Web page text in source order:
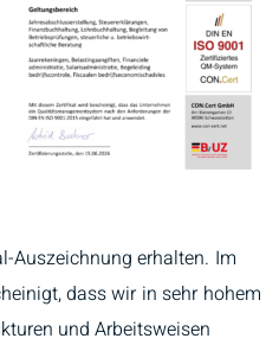
Auszeichnung erhalten. Im
dass wir in sehr hohem
und Arbeitsweisen